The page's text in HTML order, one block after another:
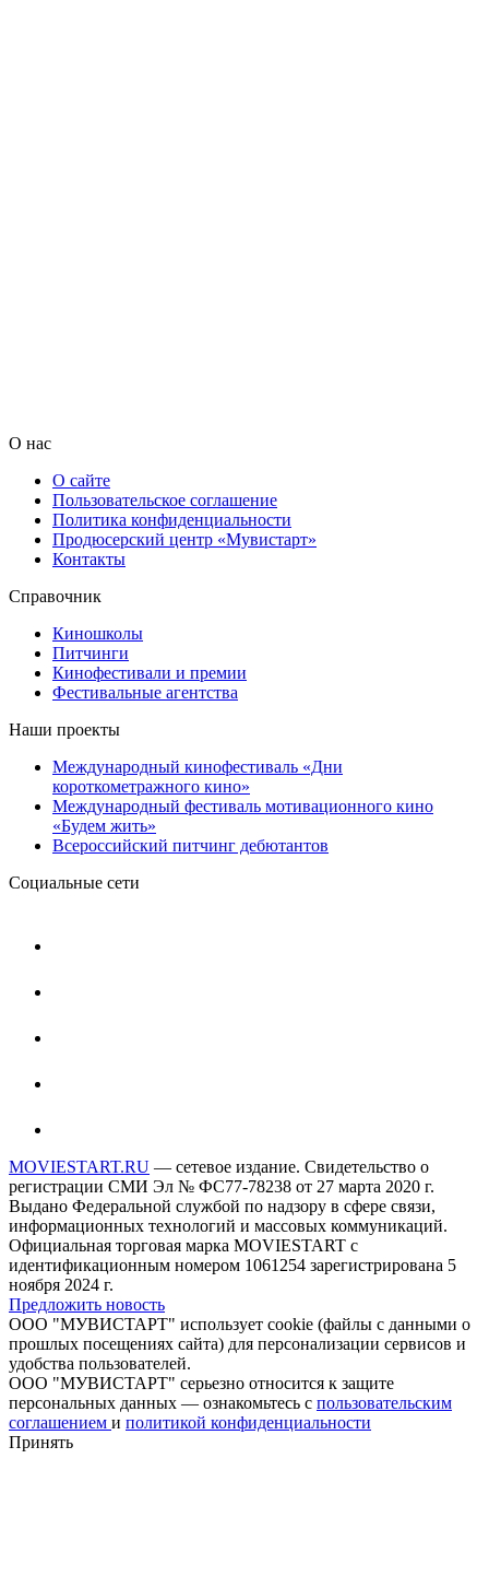
О нас
О сайте
Пользовательское соглашение
Политика конфиденциальности
Продюсерский центр «Мувистарт»
Контакты
Справочник
Киношколы
Питчинги
Кинофестивали и премии
Фестивальные агентства
Наши проекты
Международный кинофестиваль «Дни
короткометражного кино»
Международный фестиваль мотивационного кино
«Будем жить»
Всероссийский питчинг дебютантов
Социальные сети
MOVIESTART.RU — сетевое издание. Свидетельство о
регистрации СМИ Эл № ФС77-78238 от 27 марта 2020 г.
Выдано Федеральной службой по надзору в сфере связи,
информационных технологий и массовых коммуникаций.
Официальная торговая марка MOVIESTART с
идентификационным номером 1061254 зарегистрирована 5
ноября 2024 г.
Предложить новость
ООО "МУВИСТАРТ" использует cookie (файлы с данными о
прошлых посещениях сайта) для персонализации сервисов и
удобства пользователей.
ООО "МУВИСТАРТ" серьезно относится к защите
персональных данных — ознакомьтесь с пользовательским
соглашением и политикой конфиденциальности
Принять